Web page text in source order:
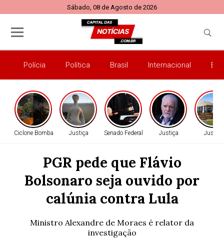
Sábado, 08 de Agosto de 2026
Polícia Política Brasil Internacional
Ciclone Bomba Justiça Senado Federal Justiça Justiça
PGR pede que Flávio
Bolsonaro seja ouvido por
calúnia contra Lula
Ministro Alexandre de Moraes é relator da
investigação